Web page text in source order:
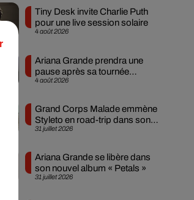
4 août 2026
Tiny Desk invite Charlie Puth
pour une live session solaire
4 août 2026
Ariana Grande prendra une
pause après sa tournée
mondiale
31 juillet 2026
Grand Corps Malade emmène
Styleto en road-trip dans son
nouveau clip
31 juillet 2026
Ariana Grande se libère dans
son nouvel album « Petals »